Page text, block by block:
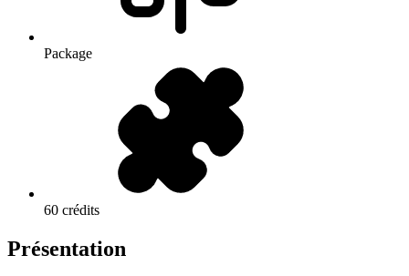
Package
60 crédits
Présentation